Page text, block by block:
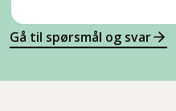
Gå til spørsmål og svar